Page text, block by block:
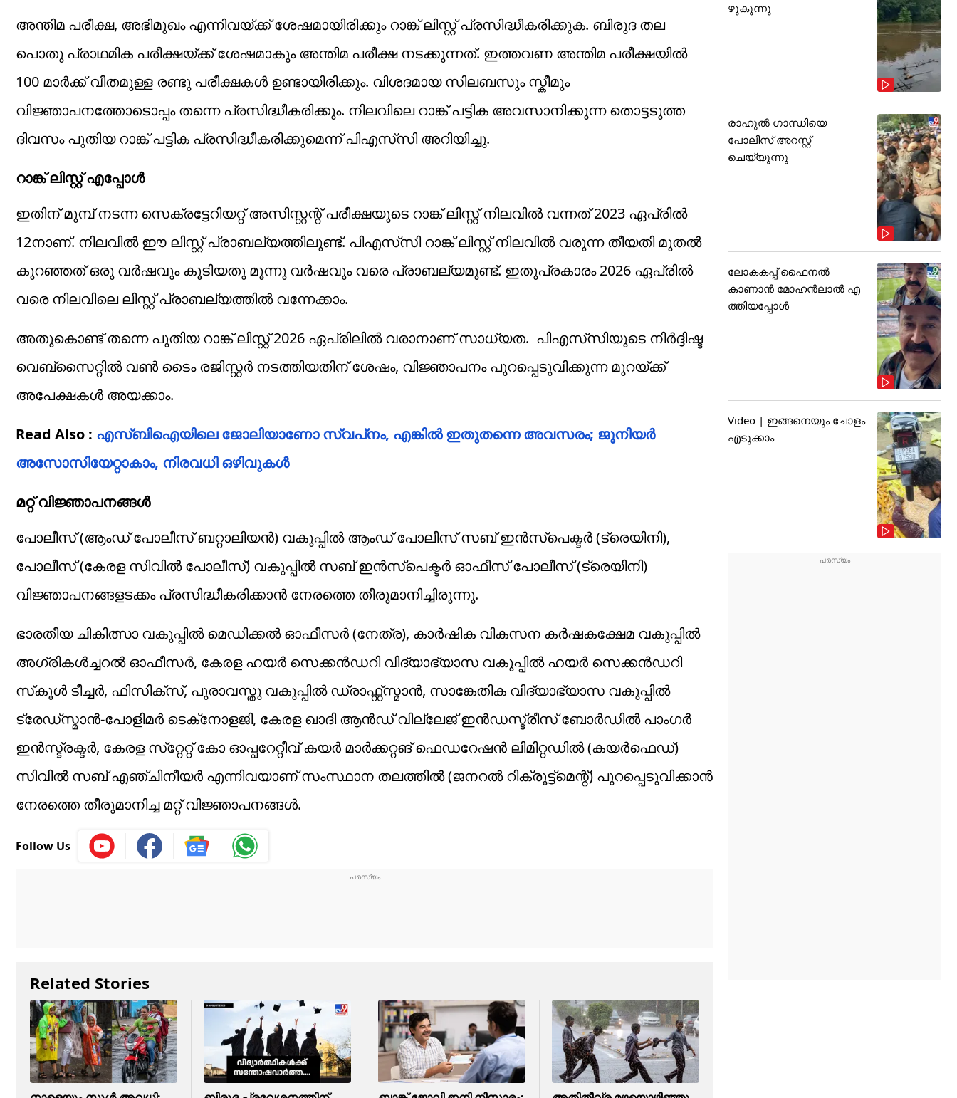
അന്തിമ പരീക്ഷ, അഭിമുഖം എന്നിവയ്ക്ക് ശേഷമായിരിക്കും റാങ്ക് ലിസ്റ്റ് പ്രസിദ്ധീകരിക്കുക. ബിരുദ തല
പൊതു പ്രാഥമിക പരീക്ഷയ്ക്ക് ശേഷമാകും അന്തിമ പരീക്ഷ നടക്കുന്നത്. ഇത്തവണ അന്തിമ പരീക്ഷയിൽ
100 മാർക്ക് വീതമുള്ള രണ്ടു പരീക്ഷകൾ ഉണ്ടായിരിക്കും. വിശദമായ സിലബസും സ്ക‌ീമും
വിജ്ഞാപനത്തോടൊപ്പം തന്നെ പ്രസിദ്ധീകരിക്കും. നിലവിലെ റാങ്ക് പട്ടിക അവസാനിക്കുന്ന തൊട്ടടുത്ത
ദിവസം പുതിയ റാങ്ക് പട്ടിക പ്രസിദ്ധീകരിക്കുമെന്ന് പിഎസ്‌സി അറിയിച്ചു.
റാങ്ക് ലിസ്റ്റ് എപ്പോള്‍
ഇതിന് മുമ്പ് നടന്ന സെക്രട്ടേറിയറ്റ് അസിസ്റ്റന്റ് പരീക്ഷയുടെ റാങ്ക് ലിസ്റ്റ് നിലവില്‍ വന്നത് 2023 ഏപ്രില്‍
12നാണ്. നിലവില്‍ ഈ ലിസ്റ്റ് പ്രാബല്യത്തിലുണ്ട്. പിഎസ്‌സി റാങ്ക് ലിസ്റ്റ് നിലവിൽ വരുന്ന തീയതി മുതൽ
കുറഞ്ഞത് ഒരു വർഷവും കൂടിയതു മൂന്നു വർഷവും വരെ പ്രാബല്യമുണ്ട്. ഇതുപ്രകാരം 2026 ഏപ്രില്‍
വരെ നിലവിലെ ലിസ്റ്റ് പ്രാബല്യത്തില്‍ വന്നേക്കാം.
അതുകൊണ്ട് തന്നെ പുതിയ റാങ്ക് ലിസ്റ്റ് 2026 ഏപ്രിലില്‍ വരാനാണ് സാധ്യത. പിഎസ്‌സിയുടെ നിര്‍ദ്ദിഷ്ട
വെബ്‌സൈറ്റില്‍ വണ്‍ ടൈം രജിസ്റ്റര്‍ നടത്തിയതിന് ശേഷം, വിജ്ഞാപനം പുറപ്പെടുവിക്കുന്ന മുറയ്ക്ക്
അപേക്ഷകള്‍ അയക്കാം.
Read Also : എസ്ബിഐയിലെ ജോലിയാണോ സ്വപ്‌നം, എങ്കില്‍ ഇതുതന്നെ അവസരം; ജൂനിയര്‍
അസോസിയേറ്റാകാം, നിരവധി ഒഴിവുകള്‍
മറ്റ് വിജ്ഞാപനങ്ങള്‍
പോലീസ് (ആംഡ് പോലീസ് ബറ്റാലിയന്‍) വകുപ്പില്‍ ആംഡ് പോലീസ് സബ് ഇന്‍സ്‌പെക്ടര്‍ (ട്രെയിനി),
പോലീസ് (കേരള സിവില്‍ പോലീസ്) വകുപ്പില്‍ സബ് ഇന്‍സ്‌പെക്ടര്‍ ഓഫീസ് പോലീസ് (ട്രെയിനി)
വിജ്ഞാപനങ്ങളടക്കം പ്രസിദ്ധീകരിക്കാന്‍ നേരത്തെ തീരുമാനിച്ചിരുന്നു.
ഭാരതീയ ചികിത്സാ വകുപ്പില്‍ മെഡിക്കല്‍ ഓഫീസര്‍ (നേത്ര), കാര്‍ഷിക വികസന കര്‍ഷകക്ഷേമ വകുപ്പില്‍
അഗ്രികള്‍ച്ചറല്‍ ഓഫീസര്‍, കേരള ഹയര്‍ സെക്കന്‍ഡറി വിദ്യാഭ്യാസ വകുപ്പില്‍ ഹയര്‍ സെക്കന്‍ഡറി
സ്‌കൂള്‍ ടീച്ചര്‍, ഫിസിക്‌സ്, പുരാവസ്തു വകുപ്പില്‍ ഡ്രാഫ്റ്റ്‌സ്മാന്‍, സാങ്കേതിക വിദ്യാഭ്യാസ വകുപ്പില്‍
ട്രേഡ്‌സ്മാന്‍-പോളിമര്‍ ടെക്‌നോളജി, കേരള ഖാദി ആന്‍ഡ് വില്ലേജ് ഇന്‍ഡസ്ട്രീസ് ബോര്‍ഡില്‍ പാംഗര്‍
ഇന്‍സ്ട്രക്ടര്‍, കേരള സ്‌റ്റേറ്റ് കോ ഓപ്പറേറ്റീവ് കയര്‍ മാര്‍ക്കറ്റങ് ഫെഡറേഷന്‍ ലിമിറ്റഡില്‍ (കയര്‍ഫെഡ്)
സിവില്‍ സബ് എഞ്ചിനീയര്‍ എന്നിവയാണ് സംസ്ഥാന തലത്തില്‍ (ജനറല്‍ റിക്രൂട്ട്‌മെന്റ്) പുറപ്പെടുവിക്കാന്‍
നേരത്തെ തീരുമാനിച്ച മറ്റ് വിജ്ഞാപനങ്ങള്‍.
Follow Us
Related Stories
ഴുകുന്നു
രാഹുൽ ഗാന്ധിയെ
പോലീസ് അറസ്റ്റ്
ചെയ്യുന്നു
ലോകകപ്പ് ഫൈനൽ
കാണാൻ മോഹൻലാൽ എ
ത്തിയപ്പോൾ
Video | ഇങ്ങനെയും ചോളം
എടുക്കാം